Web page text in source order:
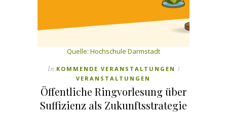
Quelle: Hochschule Darmstadt
In KOMMENDE VERANSTALTUNGEN /
VERANSTALTUNGEN
Öffentliche Ringvorlesung über
Suffizienz als Zukunftsstrategie